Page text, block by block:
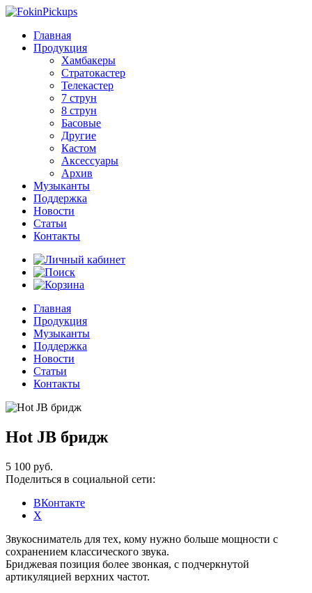
Главная
Продукция
Хамбакеры
Стратокастер
Телекастер
7 струн
8 струн
Басовые
Другие
Кастом
Аксессуары
Архив
Музыканты
Поддержка
Новости
Статьи
Контакты
Главная
Продукция
Музыканты
Поддержка
Новости
Статьи
Контакты
Hot JB бридж
5 100 руб.
Поделиться в социальной сети:
ВКонтакте
X
Звукосниматель для тех, кому нужно больше мощности с
сохранением классического звука.
Бриджевая позиция более звонкая, с подчеркнутой
артикуляцией верхних частот.